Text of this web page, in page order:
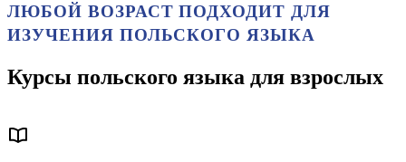
ЛЮБОЙ ВОЗРАСТ ПОДХОДИТ ДЛЯ
ИЗУЧЕНИЯ ПОЛЬСКОГО ЯЗЫКА
Курсы польского языка для взрослых